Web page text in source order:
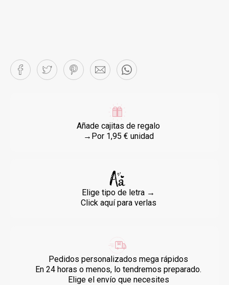
Añade cajitas de regalo
→Por 1,95 € unidad
Elige tipo de letra →
Click aquí para verlas
Pedidos personalizados mega rápidos
En 24 horas o menos, lo tendremos preparado.
Elige el envío que necesites